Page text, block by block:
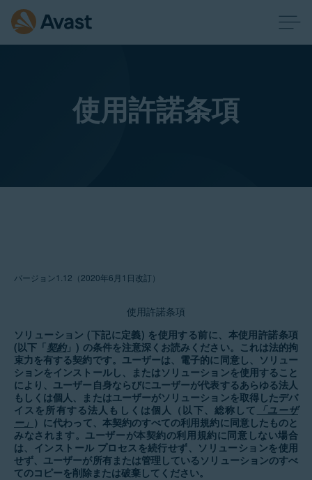
使用許諾条項
バージョン1.12（2020年6月 1日改訂）
使用許諾条項
ソリューション (下記に定義) を使用する前に、本使用許諾条項
(以下「契約」) の条件を注意深くお読みください。これは法的拘
束力を有する契約です。ユーザーは、電子的に同意し、ソリュー
ションをインストールし、またはソリューションを使用すること
により、ユーザー自身ならびにユーザーが代表するあらゆる法人
もしくは個人、またはユーザーがソリューションを取得したデバ
イスを所有する法人もしくは個人（以下、総称して
「ユーザ
ー」 ）に代わって、本契約のすべての利用規約に同意したものと
みなされます。ユーザーが本契約の利用規約に同意しない場合
は、インストール プロセスを続行せず、ソリューションを使用
せず、ユーザーが所有または管理しているソリューションのすべ
てのコピーを削除または破棄してください。